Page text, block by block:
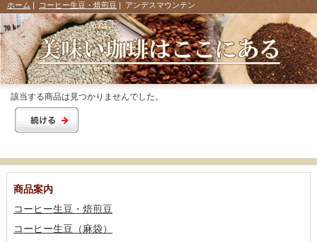
ホーム コーヒー生豆・焙煎豆 | アンデスマウンテン
該当する商品は見つかりませんでした。
商品案内
コーヒー生豆・焙煎豆
コーヒー生豆（麻袋）